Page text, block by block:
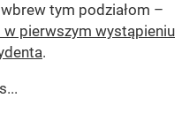
tym podziałom –
pierwszym wystąpieniu
.